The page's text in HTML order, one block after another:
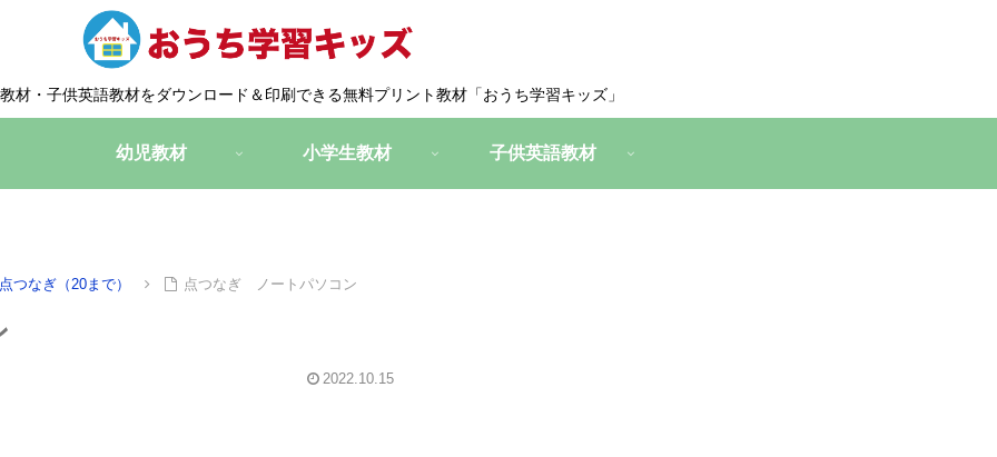
材・子供英語教材をダウンロード＆印刷できる無料プリント教材「おうち学習キッズ」
幼児教材 小学生教材 子供英語教材
点つなぎ（20まで） 点つなぎ ノートパソコン
2022.10.15